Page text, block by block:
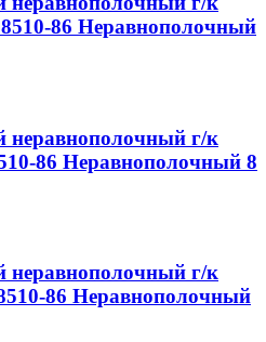
86 Неравнополочный
неравнополочный г/к
86 Неравнополочный 8
неравнополочный г/к
86 Неравнополочный